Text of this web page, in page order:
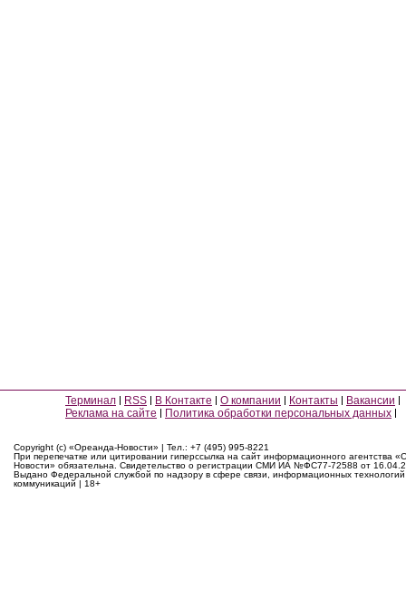
Терминал RSS В Контакте О компании Контакты
Вакансии
Реклама на сайте
Политика обработки персональных данных
Copyright (c) «Ореанда-Новости» | Тел.: +7 (495) 995-8221
При перепечатке или цитировании гиперссылка на сайт информационного агентства
Новости» обязательна. Свидетельство о регистрации СМИ ИА №ФС77-72588 от
Выдано Федеральной службой по надзору в сфере связи, информационных
коммуникаций | 18+